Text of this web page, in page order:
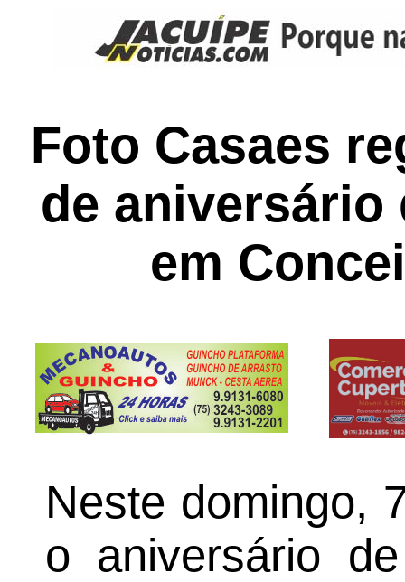
Foto Casaes
de aniversário
em
Neste domingo,
o aniversário